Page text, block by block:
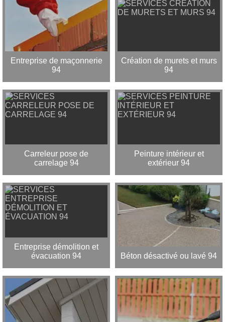
Entreprise de maçonnerie
94
Création de murets et murs
94
Carreleur pose de
carrelage 94
Peinture intérieur et
extérieur 94
Entreprise démolition et
évacuation 94
Béton désactivé ou lavé 94